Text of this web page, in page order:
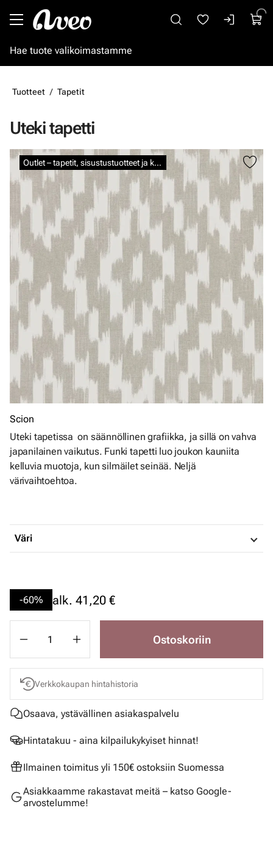
Tuotteet Tapetit
Uteki tapetti
Outlet – tapetit, sisustustuotteet ja kalkkimaalit
Ohita kuvat
Scion
Uteki tapetissa on säännöllinen grafiikka, ja sillä on vahva
japanilainen vaikutus. Funki tapetti luo joukon kauniita
kelluvia muotoja, kun silmäilet seinää. Neljä
värivaihtoehtoa.
Väri
-60% alk. 41,20 €
Ostoskoriin
Verkkokaupan hintahistoria
Osaava, ystävällinen asiakaspalvelu
Hintatakuu - aina kilpailukykyiset hinnat!
Ilmainen toimitus yli 150€ ostoksiin Suomessa
Asiakkaamme rakastavat meitä – katso Google-
arvostelumme!